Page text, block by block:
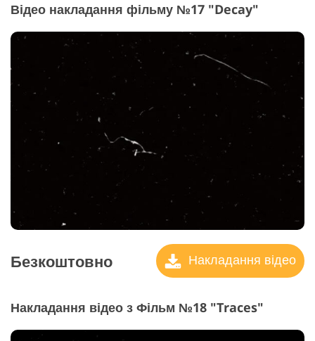
Відео накладання фільму №17 "Decay"
Безкоштовно Накладання відео
Накладання відео з Фільм №18 "Traces"